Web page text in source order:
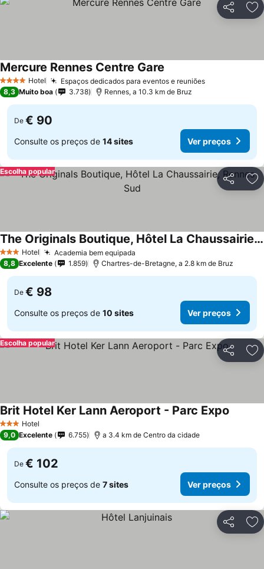
Partilhar
4 EstrelasHotel Espaços dedicados para eventos e reuniõesVer preços
Mercure Rennes Centre Gare
8,3 Muito boa 3.738 Rennes, a 10.3 km de Bruz
De € 90
Consulte os preços de 14 sites Ver preços
Partilhar
Escolha popular
3 EstrelasHotel Academia bem equipada
The Originals Boutique, Hôtel La Chaussairie, Rennes Sud
Ver preços
8,8 Excelente 1.859 Chartres-de-Bretagne, a 2.8 km de Bruz
De € 98
Consulte os preços de 10 sites Ver preços
Partilhar
Escolha popular
3 EstrelasHotel
Brit Hotel Ker Lann Aeroport - Parc Expo
9,0 Excelente 6.755 a 3.4 km de Centro da cidade
De € 102
Consulte os preços de 7 sites Ver preços
Partilhar